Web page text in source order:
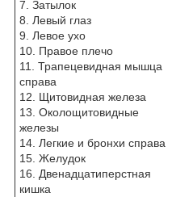
7. Затылок
8. Левый глаз
9. Левое ухо
10. Правое плечо
11. Трапецевидная мышца
справа
12. Щитовидная железа
13. Околощитовидные
железы
14. Легкие и бронхи справа
15. Желудок
16. Двенадцатиперстная
кишка